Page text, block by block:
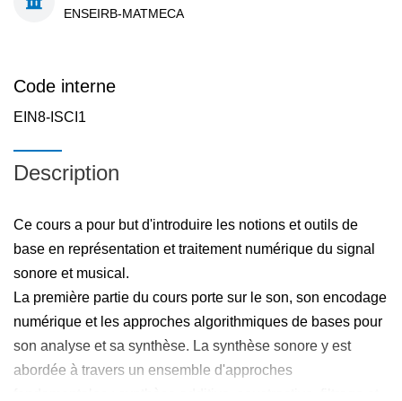
ENSEIRB-MATMECA
Code interne
EIN8-ISCI1
Description
Ce cours a pour but d'introduire les notions et outils de
base en représentation et traitement numérique du signal
sonore et musical.
La première partie du cours porte sur le son, son encodage
numérique et les approches algorithmiques de bases pour
son analyse et sa synthèse. La synthèse sonore y est
abordée à travers un ensemble d'approches